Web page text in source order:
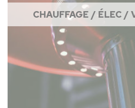
CHAUFFAGE / ÉLEC /